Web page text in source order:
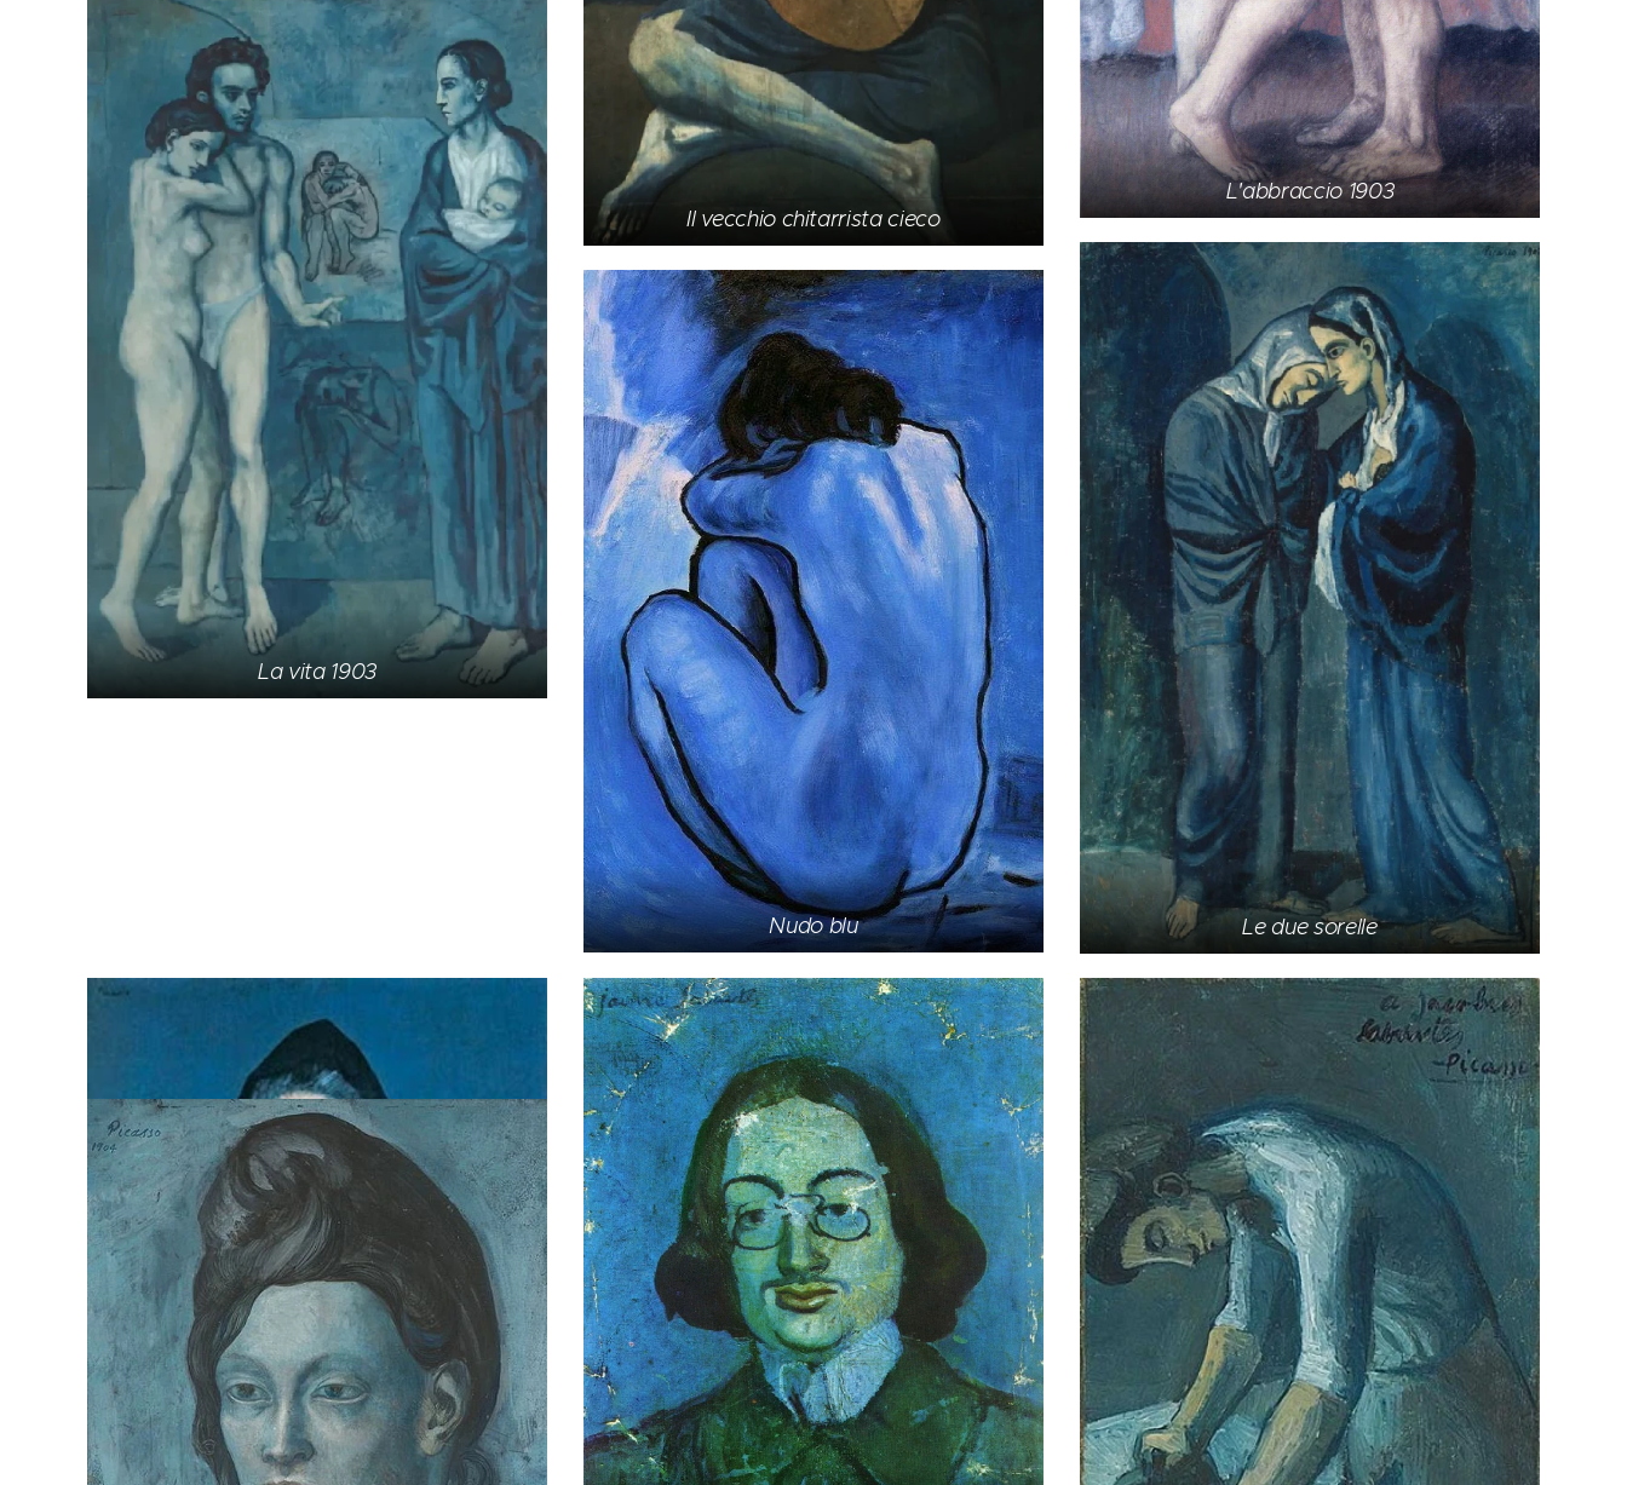
L'abbraccio 1903
Il vecchio chitarrista cieco
La vita 1903
Le due sorelle
Nudo blu
La stanza blu
Due donne al bar
Carlos Casagemas nella bara
La minestra